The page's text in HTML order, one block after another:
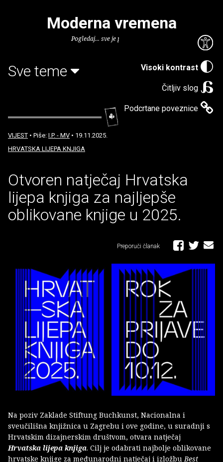
Visoki kontrast
Čitljiv slog
Podcrtane poveznice
Moderna vremena
Pogledaj... sve je puno knjiga.
Sve teme
VIJEST • Piše: I.P. - MV • 19.11.2025.
HRVATSKA LIJEPA KNJIGA
Otvoren natječaj Hrvatska
lijepa knjiga za najljepše
oblikovane knjige u 2025.
Preporuči članak
Na poziv Zaklade Stiftung Buchkunst, Nacionalna i
sveučilišna knjižnica u Zagrebu i ove godine, u suradnji s
Hrvatskim dizajnerskim društvom, otvara natječaj
Hrvatska lijepa knjiga. Cilj je odabrati najbolje oblikovane
hrvatske knjige za međunarodni natječaj i izložbuBest